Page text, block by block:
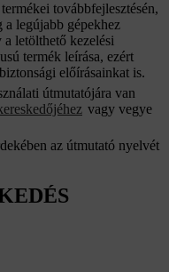
továbbfejlesztésén,
a legújabb gépekhez
letölthető kezelési
termék leírása, ezért
előírásainkat is.
útmutatójára van
vagy vegye
az útmutató nyelvét